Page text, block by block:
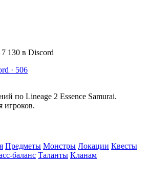
7 130 в Discord
· 506
по Lineage 2 Essence Samurai.
игроков.
Предметы Монстры Локации Квесты
баланс Таланты Кланам